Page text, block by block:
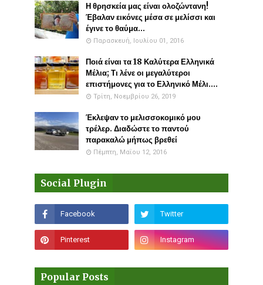
Η θρησκεία μας είναι ολοζώντανη!
Έβαλαν εικόνες μέσα σε μελίσσι και
έγινε το θαύμα...
Παρασκευή, Ιουλίου 01, 2016
Ποιά είναι τα 18 Καλύτερα Ελληνικά
Μέλια; Τι λένε οι μεγαλύτεροι
επιστήμονες για το Ελληνικό Μέλι....
Τρίτη, Νοεμβρίου 26, 2019
Έκλεψαν το μελισσοκομικό μου
τρέλερ. Διαδώστε το παντού
παρακαλώ μήπως βρεθεί
Πέμπτη, Μαΐου 12, 2016
Social Plugin
Popular Posts